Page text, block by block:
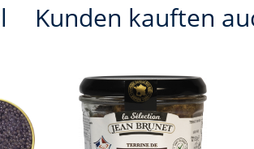
Kunden kauften